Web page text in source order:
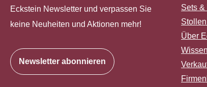
Eckstein Newsletter und verpassen Sie
keine Neuheiten und Aktionen mehr!
Newsletter abonnieren
Sets &
Über